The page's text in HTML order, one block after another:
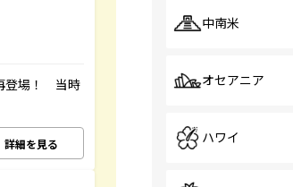
登場！ 当時
詳細を見る
中南米
オセアニア
ハワイ